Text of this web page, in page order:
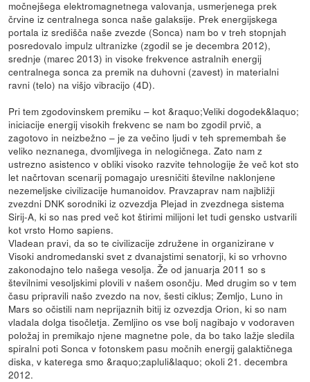
močnejšega elektromagnetnega valovanja, usmerjenega prek
črvine iz centralnega sonca naše galaksije. Prek energijskega
portala iz središča naše zvezde (Sonca) nam bo v treh stopnjah
posredovalo impulz ultranizke (zgodil se je decembra 2012),
srednje (marec 2013) in visoke frekvence astralnih energij
centralnega sonca za premik na duhovni (zavest) in materialni
ravni (telo) na višjo vibracijo (4D).
Pri tem zgodovinskem premiku – kot &raquo;Veliki dogodek&laquo;
iniciacije energij visokih frekvenc se nam bo zgodil prvič, a
zagotovo in neizbežno – je za večino ljudi v teh spremembah še
veliko neznanega, dvomljivega in nelogičnega. Zato nam z
ustrezno asistenco v obliki visoko razvite tehnologije že več kot sto
let načrtovan scenarij pomagajo uresničiti številne naklonjene
nezemeljske civilizacije humanoidov. Pravzaprav nam najbližji
zvezdni DNK sorodniki iz ozvezdja Plejad in zvezdnega sistema
Sirij-A, ki so nas pred več kot štirimi milijoni let tudi gensko ustvarili
kot vrsto Homo sapiens.
Vladean pravi, da so te civilizacije združene in organizirane v
Visoki andromedanski svet z dvanajstimi senatorji, ki so vrhovno
zakonodajno telo našega vesolja. Že od januarja 2011 so s
številnimi vesoljskimi plovili v našem osončju. Med drugim so v tem
času pripravili našo zvezdo na nov, šesti ciklus; Zemljo, Luno in
Mars so očistili nam neprijaznih bitij iz ozvezdja Orion, ki so nam
vladala dolga tisočletja. Zemljino os vse bolj nagibajo v vodoraven
položaj in premikajo njene magnetne pole, da bo tako lažje sledila
spiralni poti Sonca v fotonskem pasu močnih energij galaktičnega
diska, v katerega smo &raquo;zapluli&laquo; okoli 21. decembra
2012.